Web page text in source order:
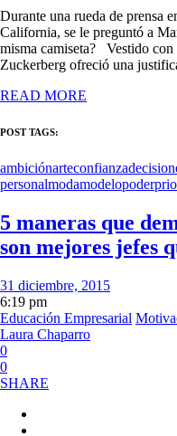
Durante una rueda de prensa
California, se le preguntó a
misma camiseta? Vestido con
Zuckerberg ofreció una
READ MORE
POST TAGS:
ambiciónarteconfianza
personalmodamodelopoder
5 maneras que
son mejores jefes
31 diciembre, 2015
6:19 pm
Educación Empresarial
Laura Chaparro
0
0
SHARE